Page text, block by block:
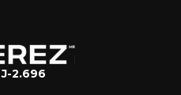
J-2.696